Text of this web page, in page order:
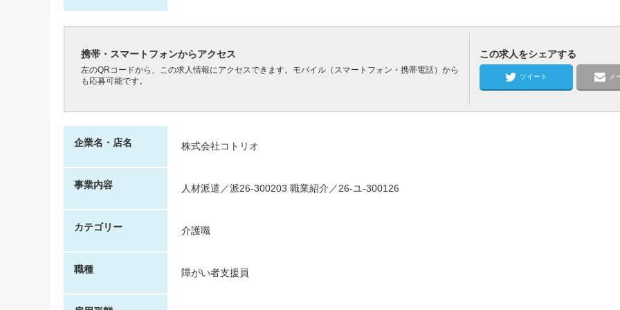
携帯・スマートフォンからアクセス
左のQRコードから、この求人情報にアクセスできます。モバイル（スマートフォン・携帯電話）から
も応募可能です。
この求人をシェアする
ツイート メ
企業名・店名 株式会社コトリオ
事業内容 人材派遣／派26-300203 職業紹介／26-ユ-300126
カテゴリー 介護職
職種 障がい者支援員